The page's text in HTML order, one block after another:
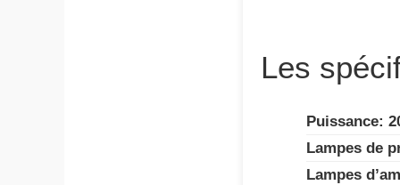
Les
Puissance:
Lampes de
Lampes